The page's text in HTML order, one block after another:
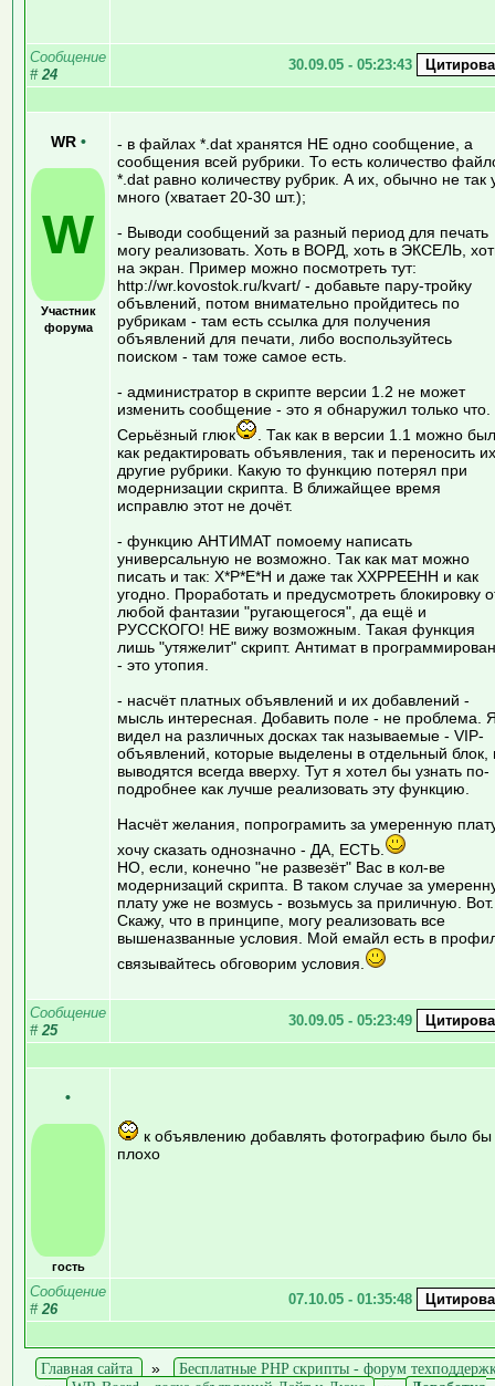
Сообщение
# 24
30.09.05 - 05:23:43
WR •
W
Участник
форума
- в файлах *.dat хранятся НЕ одно сообщение, а
сообщения всей рубрики. То есть количество
*.dat равно количеству рубрик. А их, обычно не так
много (хватает 20-30 шт.);
- Выводи сообщений за разный период для печать
могу реализовать. Хоть в ВОРД, хоть в ЭКСЕЛЬ,
на экран. Пример можно посмотреть тут:
http://wr.kovostok.ru/kvart/ - добавьте пару-тройку
объвлений, потом внимательно пройдитесь по
рубрикам - там есть ссылка для получения
объявлений для печати, либо воспользуйтесь
поиском - там тоже самое есть.
- администратор в скрипте версии 1.2 не может
изменить сообщение - это я обнаружил только что.
Серьёзный глюк
. Так как в версии 1.1 можно
как редактировать объявления, так и переносить
другие рубрики. Какую то функцию потерял при
модернизации скрипта. В ближайщее время
исправлю этот не дочёт.
- функцию АНТИМАТ помоему написать
универсальную не возможно. Так как мат можно
писать и так: X*P*E*H и даже так XXPPEEHH и как
угодно. Проработать и предусмотреть блокировку
любой фантазии "ругающегося", да ещё и
РУССКОГО! НЕ вижу возможным. Такая функция
лишь "утяжелит" скрипт. Антимат в
- это утопия.
- насчёт платных объявлений и их добавлений -
мысль интересная. Добавить поле - не проблема.
видел на различных досках так называемые - VIP-
объявлений, которые выделены в отдельный блок,
выводятся всегда вверху. Тут я хотел бы узнать по-
подробнее как лучше реализовать эту функцию.
Насчёт желания, попрограмить за умеренную
хочу сказать однозначно - ДА, ЕСТЬ.
НО, если, конечно "не развезёт" Вас в кол-ве
модернизаций скрипта. В таком случае за
плату уже не возмусь - возьмусь за приличную. Вот.
Скажу, что в принципе, могу реализовать все
вышеназванные условия. Мой емайл есть в
связывайтесь обговорим условия.
Сообщение
# 25
30.09.05 - 05:23:49
•
гость
к объявлению добавлять фотографию было бы
плохо
Сообщение
# 26
07.10.05 - 01:35:48
Главная сайта »
Бесплатные PHP скрипты - форум